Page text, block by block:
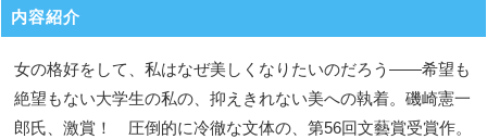
内容紹介
女の格好をして、私はなぜ美しくなりたいのだろう――希望も
絶望もない大学生の私の、抑えきれない美への執着。磯崎憲一
郎氏、激賞！ 圧倒的に冷徹な文体の、第56回文藝賞受賞作。